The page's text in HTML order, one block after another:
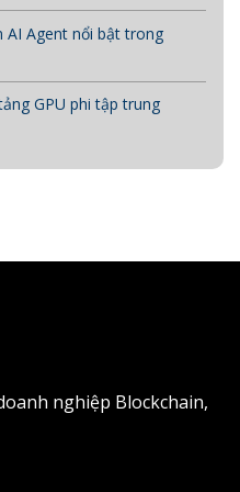
AI Agent nổi bật trong
GPU phi tập trung
nghiệp Blockchain,